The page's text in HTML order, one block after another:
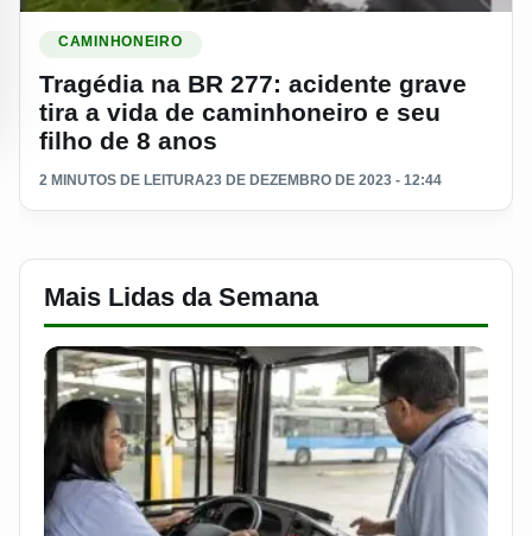
CAMINHONEIRO
Tragédia na BR 277: acidente grave
tira a vida de caminhoneiro e seu
filho de 8 anos
2 MINUTOS DE LEITURA23 DE DEZEMBRO DE 2023 - 12:44
Mais Lidas da Semana